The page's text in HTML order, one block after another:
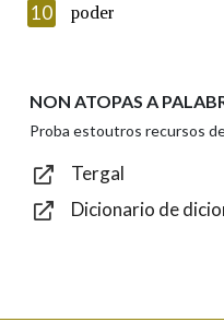
Enviar
10 poder
NON ATOPAS A
Proba estoutros recursos
Tergal
Dicionario de